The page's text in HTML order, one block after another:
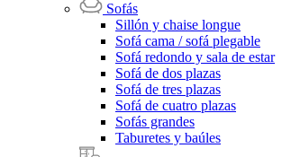
Sofás
Sillón y chaise longue
Sofá cama / sofá plegable
Sofá redondo y sala de estar
Sofá de dos plazas
Sofá de tres plazas
Sofá de cuatro plazas
Sofás grandes
Taburetes y baúles